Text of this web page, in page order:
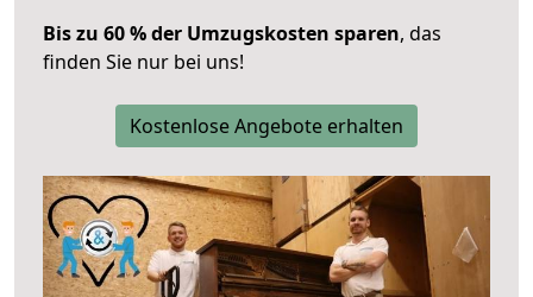
Bis zu 60 % der Umzugskosten sparen, das
finden Sie nur bei uns!
Kostenlose Angebote erhalten